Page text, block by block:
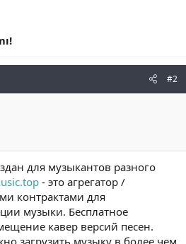
#2
для музыкантов разного
- это агрегатор /
контрактами для
музыки. Бесплатное
кавер версий песен.
загрузить музыку в более чем